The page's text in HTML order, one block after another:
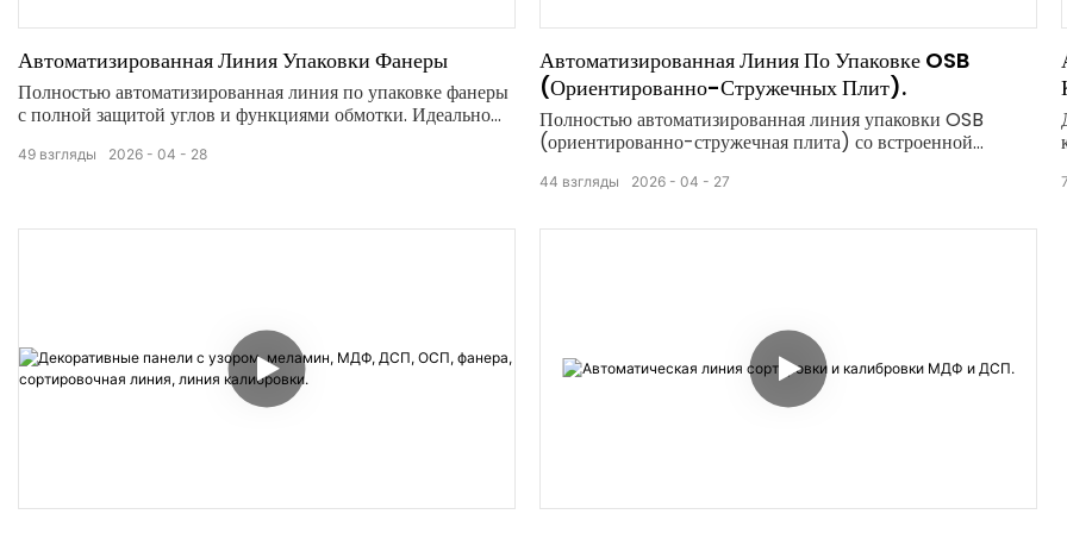
Автоматизированная Линия Упаковки Фанеры
Полностью автоматизированная линия по упаковке фанеры
с полной защитой углов и функциями обмотки. Идеально
отличается стабильной работой и высокой
2026 04 28
49 взгляды
Автоматизированная Линия По Упаковке OSB
(ориентированно-Стружечных Плит).
Полностью автоматизированная линия упаковки OSB
(ориентированно-стружечная плита) со встроенной
эффективность и экономия трудозатрат при упаковке
2026 04 27
44 взгляды